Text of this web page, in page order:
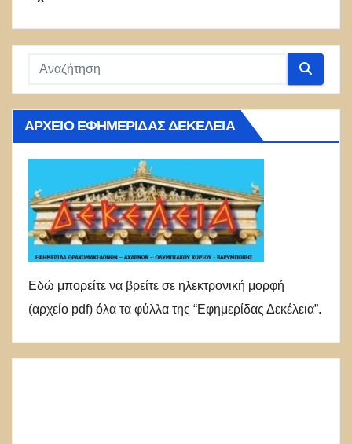
ΑΡΧΕΊΟ ΕΦΗΜΕΡΊΔΑΣ ΔΕΚΈΛΕΙΑ
Εδώ μπορείτε να βρείτε σε ηλεκτρονική μορφή
(αρχείο pdf) όλα τα φύλλα της “Εφημερίδας Δεκέλεια”.